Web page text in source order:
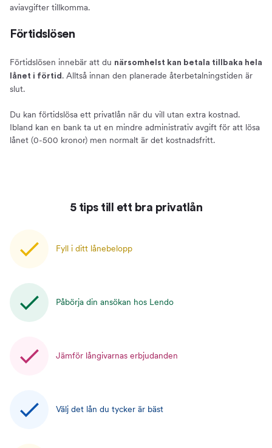
aviavgifter tillkomma.
Förtidslösen
Förtidslösen innebär att du närsomhelst kan betala tillbaka hela
lånet i förtid . Alltså innan den planerade återbetalningstiden är
slut.
Du kan förtidslösa ett privatlån när du vill utan extra kostnad.
Ibland kan en bank ta ut en mindre administrativ avgift för att lösa
lånet (0-500 kronor) men normalt är det kostnadsfritt.
5 tips till ett bra privatlån
Fyll i ditt lånebelopp
Påbörja din ansökan hos Lendo
Jämför långivarnas erbjudanden
Välj det lån du tycker är bäst